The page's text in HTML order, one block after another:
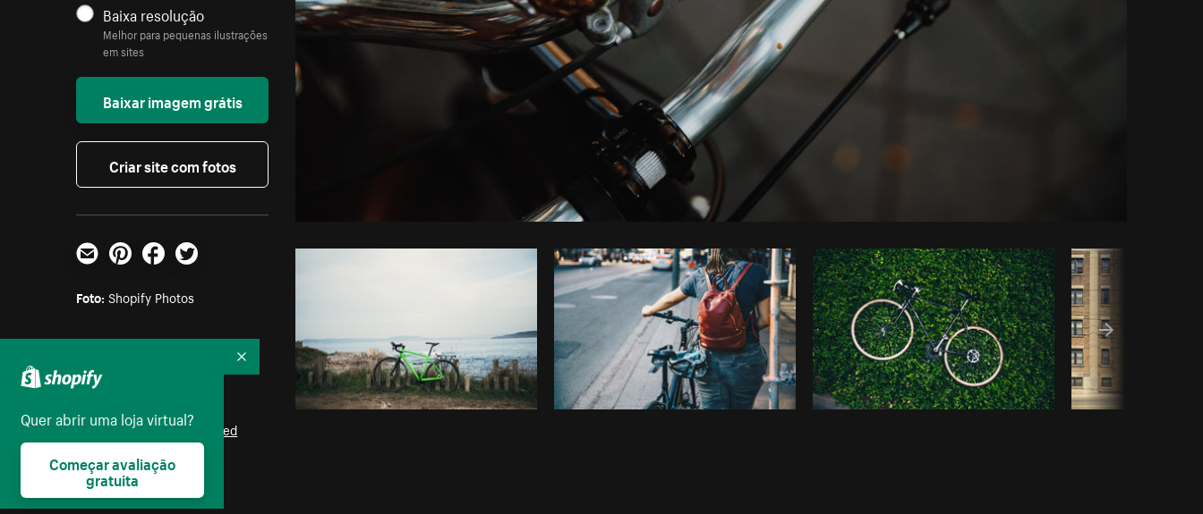
Foto da Shopify Photos doBurst Copiar código
Baixa resolução
Melhor para pequenas ilustrações
em sites
Baixar imagem grátis
Criar site com fotos
E-mailPinterestFacebookTwitter
Foto: Shopify Photos
Parte das coleções:
Licença:
Burst Some Rights Reserved
Quer abrir uma loja virtual?
Começar avaliação
gratuita
Recolher